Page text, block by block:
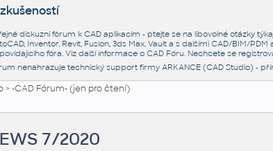
diskuzní fórum k CAD aplikacím - ptejte se na libovolné otázky
Inventor, Revit, Fusion, 3ds Max, Vault a s dalšími CAD/BIM/
fóra. Viz další informace o CAD Fóru. Nechcete se
nenahrazuje technický support firmy ARKANCE (CAD Studio) -
>-CAD Fórum- (jen pro čtení)
7/2020